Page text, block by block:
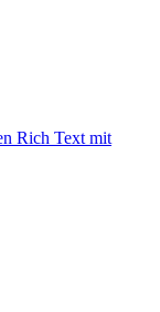
Rich Text mit